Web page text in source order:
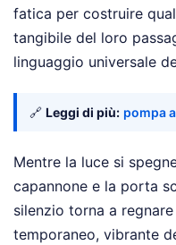
fatica per costruire
tangibile del loro
linguaggio universale
🔗 Leggi di più: pompa
Mentre la luce si
capannone e la porta
silenzio torna a
temporaneo, vibrante